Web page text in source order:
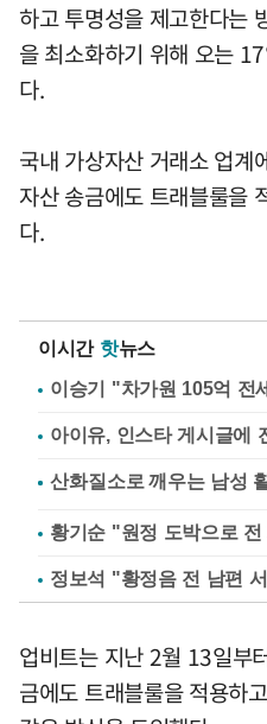
하고 투명성을 제고한다는
을 최소화하기 위해 오는
다.
국내 가상자산 거래소 업
자산 송금에도 트래블룰을
다.
이시간 핫뉴스
이승기 "차가원 105억 전
아이유, 인스타 게시글에
황기순 "원정 도박으로
정보석 "황정음 전 남편
업비트는 지난 2월 13일부
금에도 트래블룰을 적용하